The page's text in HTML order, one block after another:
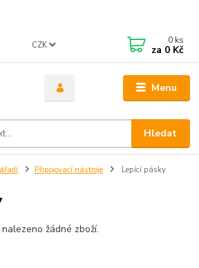
Menu
CZK
Hledat
0 ks
za 0 Kč
Připojovací nástroje Lepící pásky
žádné zboží.